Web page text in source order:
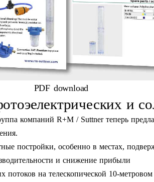
PDF download
и
компаний R+M / Suttner теперь
постройки, особенно в местах,
и снижение прибыли
на телескопической 10-